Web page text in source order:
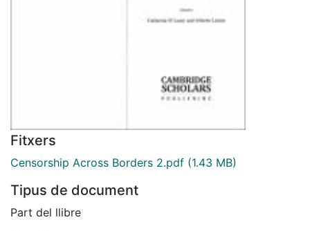
Fitxers
Censorship Across Borders 2.pdf (1.43 MB)
Tipus de document
Part del llibre